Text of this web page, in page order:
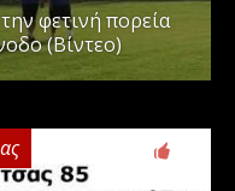
φετινή πορεία
(Βίντεο)